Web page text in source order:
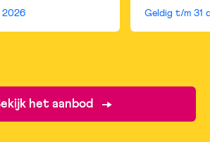
2026 Geldig t/m 31
het aanbod